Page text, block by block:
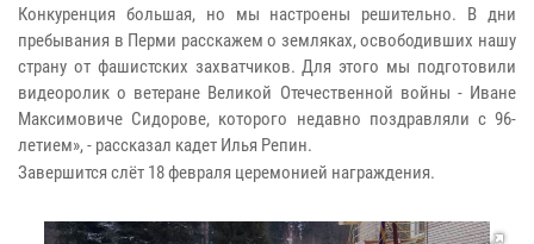
Конкуренция большая, но мы настроены решительно. В дни
пребывания в Перми расскажем о земляках, освободивших нашу
страну от фашистских захватчиков. Для этого мы подготовили
видеоролик о ветеране Великой Отечественной войны - Иване
Максимовиче Сидорове, которого недавно поздравляли с 96-
летием», - рассказал кадет Илья Репин.
Завершится слёт 18 февраля церемонией награждения.